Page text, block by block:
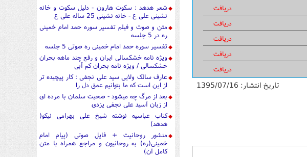
دریافت
دریافت
دریافت
دریافت
دریافت
تاریخ انتشار: 1395/07/16
شعر هدهد : سکوت هارون - دلیل سکوت و خانه
نشینی علی ع - خانه نشینی 25 ساله علی ع
متن و صوت و فیلم تفسیر سوره حمد امام خمینی
ره در 5 جلسه
تفسیر سوره حمد امام خمینی ره صوتی 5 جلسه
ویژه نامه خشکسالی ایران و رفع چند ماهه بحران
خشکسالی / ویژه نامه بحران کم آبی
عارف سالک ولایی سید علی نجفی : کار پیچیده تر
از این است که ما بتوانیم عمق دل را
بعد از مرگ چه میشود - صحبت سلمان با مرده ای
از زبان آسید علی نجفی یزدی
کتاب عباسیه نوشته شیخ علی بهرامی نیکو(
هدهد)
منشور روحانیت + فایل صوتی (پیام امام
خمینی(ره) به روحانیون و مراجع همراه با متن
کامل آن)